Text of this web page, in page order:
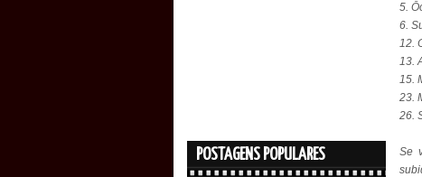
POSTAGENS POPULARES
5.
6.
12.
13.
15.
23.
26.
Se